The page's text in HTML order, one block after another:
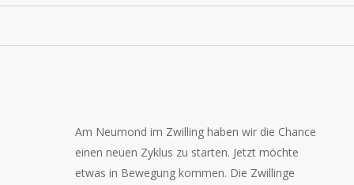
Am Neumond im Zwilling haben wir die Chance
einen neuen Zyklus zu starten. Jetzt möchte
etwas in Bewegung kommen. Die Zwillinge